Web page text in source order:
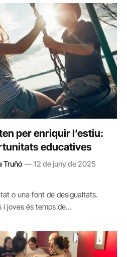
per enriquir l’estiu:
educatives
Truñó
12 de juny de 2025
o una font de desigualtats.
i joves és temps de…